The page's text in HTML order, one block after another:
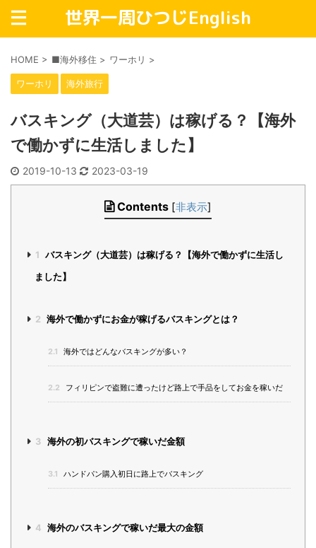
世界一周ひつじEnglish
HOME > ■海外移住 > ワーホリ >
ワーホリ 海外旅行
バスキング（大道芸）は稼げる？【海外
で働かずに生活しました】
2019-10-13 2023-03-19
Contents [非表示]
1 バスキング（大道芸）は稼げる？【海外で働かずに生活し
ました】
2 海外で働かずにお金が稼げるバスキングとは？
2.1 海外ではどんなバスキングが多い？
2.2 フィリピンで盗難に遭ったけど路上で手品をしてお金を稼いだ
3 海外の初バスキングで稼いだ金額
3.1 ハンドパン購入初日に路上でバスキング
4 海外のバスキングで稼いだ最大の金額